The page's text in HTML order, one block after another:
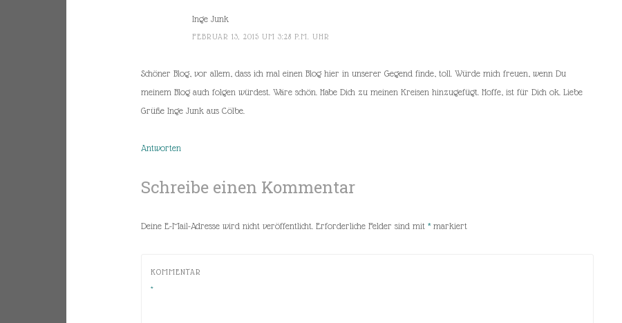
Inge Junk
FEBRUAR 13, 2015 UM 3:28 P.M. UHR
Schöner Blog, vor allem, dass ich mal einen Blog hier in unserer Gegend finde, toll. Würde mich freuen, wenn Du
meinem Blog auch folgen würdest. Wäre schön. Habe Dich zu meinen Kreisen hinzugefügt. Hoffe, ist für Dich ok. Liebe
Grüße Inge Junk aus Cölbe.
Antworten
Schreibe einen Kommentar
Deine E-Mail-Adresse wird nicht veröffentlicht. Erforderliche Felder sind mit *markiert
KOMMENTAR
*